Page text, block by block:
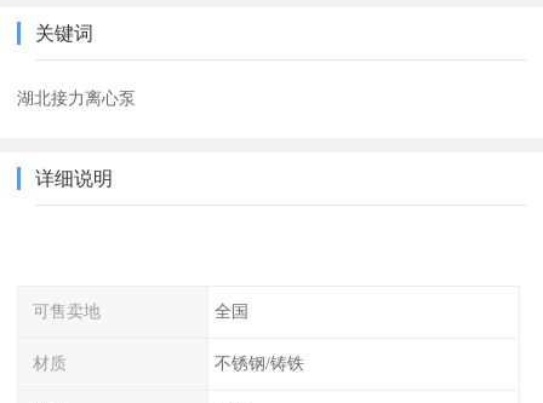
关键词
湖北接力离心泵
详细说明
可售卖地 全国
材质 不锈钢/铸铁